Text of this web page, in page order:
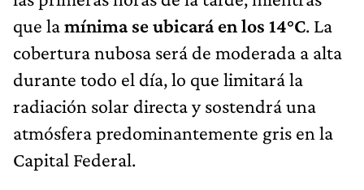
que lamínima se ubicará en los 14°C. La
cobertura nubosa será de moderada a alta
durante todo el día, lo que limitará la
radiación solar directa y sostendrá una
atmósfera predominantemente gris en la
Capital Federal.